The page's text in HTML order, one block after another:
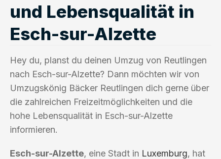
und Lebensqualität in
Esch-sur-Alzette
Hey du, planst du deinen Umzug von Reutlingen
nach Esch-sur-Alzette? Dann möchten wir von
Umzugskönig Bäcker Reutlingen dich gerne über
die zahlreichen Freizeitmöglichkeiten und die
hohe Lebensqualität in Esch-sur-Alzette
informieren.
Esch-sur-Alzette, eine Stadt in Luxemburg, hat